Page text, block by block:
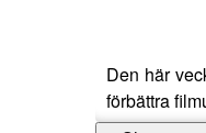
Den här
förbättra